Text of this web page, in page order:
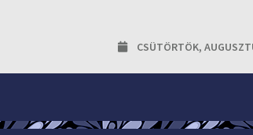
CSÜTÖRTÖK,